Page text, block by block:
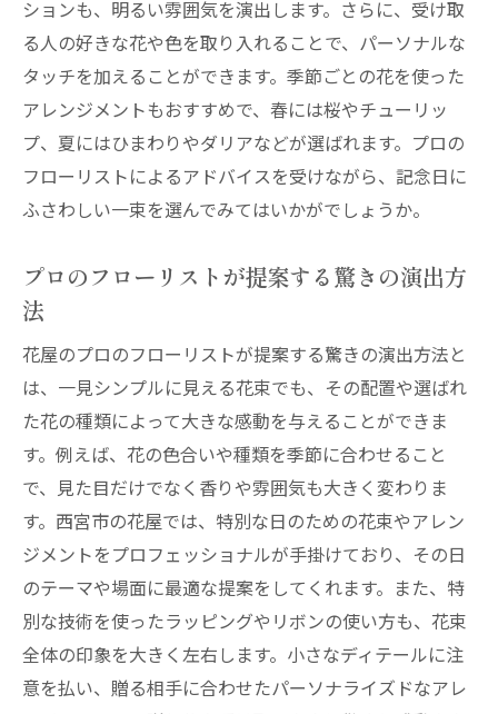
ションも、明るい雰囲気を演出します。さらに、受け取
る人の好きな花や色を取り入れることで、パーソナルな
タッチを加えることができます。季節ごとの花を使った
アレンジメントもおすすめで、春には桜やチューリッ
プ、夏にはひまわりやダリアなどが選ばれます。プロの
フローリストによるアドバイスを受けながら、記念日に
ふさわしい一束を選んでみてはいかがでしょうか。
プロのフローリストが提案する驚きの演出方
法
花屋のプロのフローリストが提案する驚きの演出方法と
は、一見シンプルに見える花束でも、その配置や選ばれ
た花の種類によって大きな感動を与えることができま
す。例えば、花の色合いや種類を季節に合わせること
で、見た目だけでなく香りや雰囲気も大きく変わりま
す。西宮市の花屋では、特別な日のための花束やアレン
ジメントをプロフェッショナルが手掛けており、その日
のテーマや場面に最適な提案をしてくれます。また、特
別な技術を使ったラッピングやリボンの使い方も、花束
全体の印象を大きく左右します。小さなディテールに注
意を払い、贈る相手に合わせたパーソナライズドなアレ